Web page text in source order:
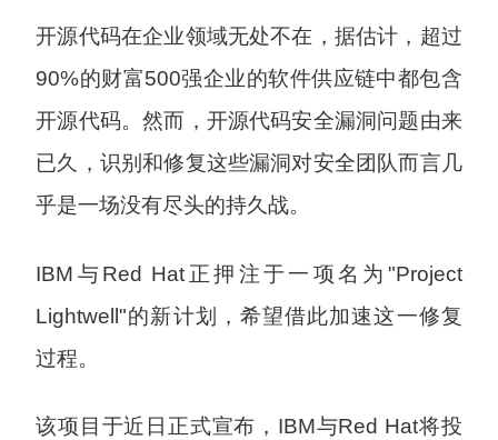
开源代码在企业领域无处不在，据估计，超过
90%的财富500强企业的软件供应链中都包含
开源代码。然而，开源代码安全漏洞问题由来
已久，识别和修复这些漏洞对安全团队而言几
乎是一场没有尽头的持久战。
IBM与Red Hat正押注于一项名为"Project
Lightwell"的新计划，希望借此加速这一修复
过程。
该项目于近日正式宣布，IBM与Red Hat将投